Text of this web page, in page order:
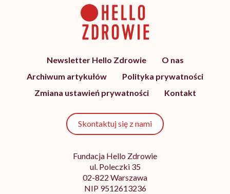
Newsletter Hello Zdrowie
O nas
Archiwum artykułów
Polityka prywatności
Zmiana ustawień prywatności
Kontakt
Skontaktuj się z nami
Fundacja Hello Zdrowie
ul. Poleczki 35
02-822 Warszawa
NIP 9512613236